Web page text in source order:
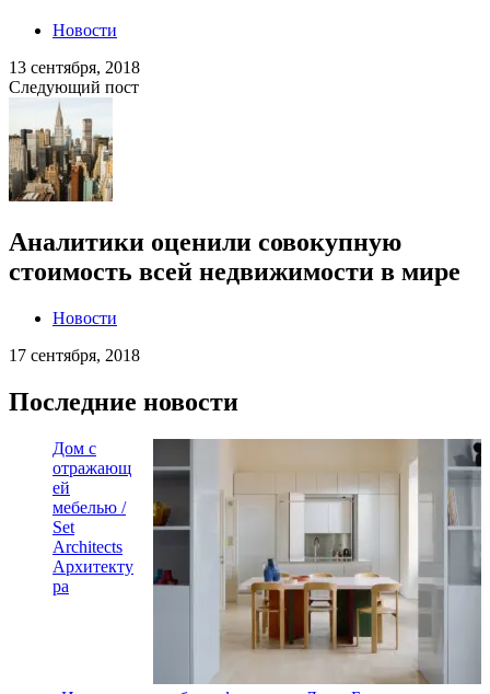
Новости
13 сентября, 2018
Следующий пост
Аналитики оценили совокупную
стоимость всей недвижимости в мире
Новости
17 сентября, 2018
Последние новости
Дом с
отражающ
ей
мебелью /
Set
Architects
Архитекту
ра